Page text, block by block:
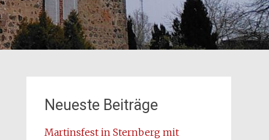
Neueste Beiträge
Martinsfest in Sternberg mit